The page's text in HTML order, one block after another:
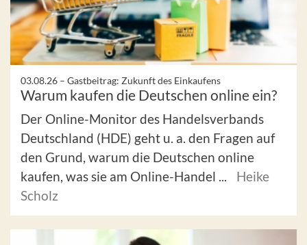
03.08.26 – Gastbeitrag: Zukunft des Einkaufens
Warum kaufen die Deutschen online ein?
Der Online-Monitor des Handelsverbands
Deutschland (HDE) geht u. a. den Fragen auf
den Grund, warum die Deutschen online
kaufen, was sie am Online-Handel ...
Heike
Scholz